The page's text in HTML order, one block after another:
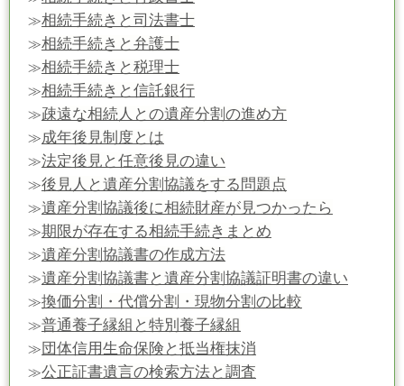
≫相続手続きと司法書士
≫相続手続きと弁護士
≫相続手続きと税理士
≫相続手続きと信託銀行
≫疎遠な相続人との遺産分割の進め方
≫成年後見制度とは
≫法定後見と任意後見の違い
≫後見人と遺産分割協議をする問題点
≫遺産分割協議後に相続財産が見つかったら
≫期限が存在する相続手続きまとめ
≫遺産分割協議書の作成方法
≫遺産分割協議書と遺産分割協議証明書の違い
≫換価分割・代償分割・現物分割の比較
≫普通養子縁組と特別養子縁組
≫団体信用生命保険と抵当権抹消
≫公正証書遺言の検索方法と調査